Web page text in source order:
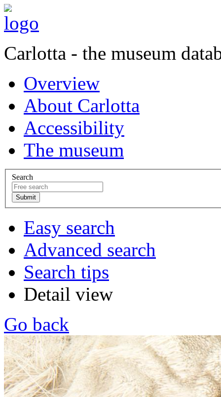
Carlotta - the museum
Overview
About Carlotta
Accessibility
The museum
Search
Easy search
Advanced search
Search tips
Detail view
Go back